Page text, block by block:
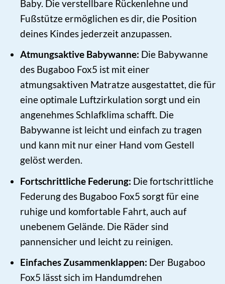
Baby. Die verstellbare Rückenlehne und
Fußstütze ermöglichen es dir, die Position
deines Kindes jederzeit anzupassen.
Atmungsaktive Babywanne: Die Babywanne
des Bugaboo Fox5 ist mit einer
atmungsaktiven Matratze ausgestattet, die für
eine optimale Luftzirkulation sorgt und ein
angenehmes Schlafklima schafft. Die
Babywanne ist leicht und einfach zu tragen
und kann mit nur einer Hand vom Gestell
gelöst werden.
Fortschrittliche Federung: Die fortschrittliche
Federung des Bugaboo Fox5 sorgt für eine
ruhige und komfortable Fahrt, auch auf
unebenem Gelände. Die Räder sind
pannensicher und leicht zu reinigen.
Einfaches Zusammenklappen: Der Bugaboo
Fox5 lässt sich im Handumdrehen